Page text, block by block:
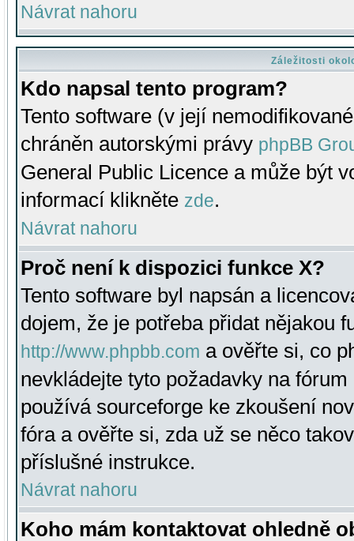
Návrat nahoru
Záležitosti
Kdo napsal tento program?
Tento software (v její
chráněn autorskými právy phpBB
General Public Licence a může být
informací klikněte zde.
Návrat nahoru
Proč není k dispozici funkce X?
Tento software byl napsán a
dojem, že je potřeba přidat nějakou
http://www.phpbb.com a ověřte si, co
nevkládejte tyto požadavky na
používá sourceforge ke zkoušení
fóra a ověřte si, zda už se něco
příslušné instrukce.
Návrat nahoru
Koho mám kontaktovat ohledně